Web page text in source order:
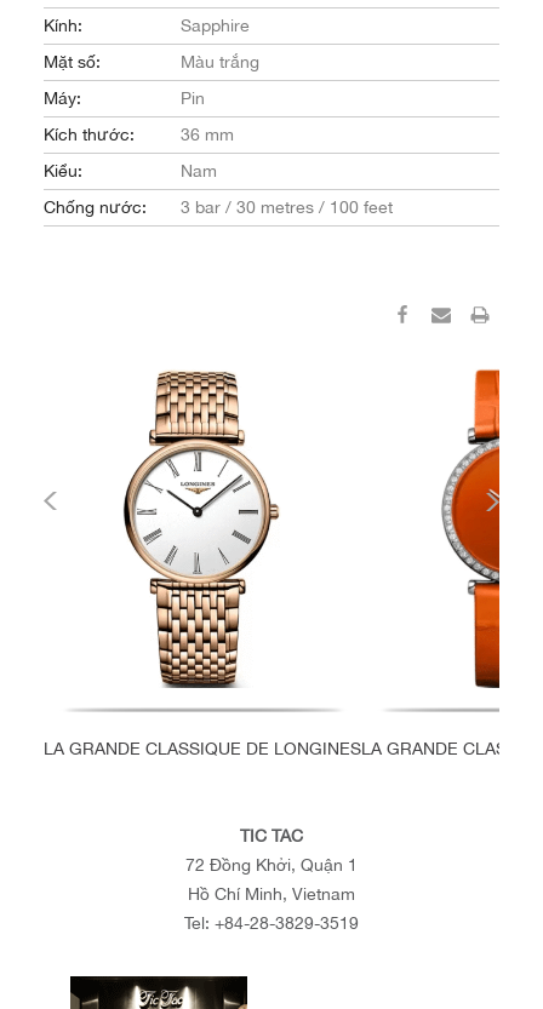
Kính:
Sapphire
Mặt số:
Màu trắng
Máy:
Pin
Kích thước:
36 mm
Kiểu:
Nam
Chống nước:
3 bar / 30 metres / 100 feet
LA GRANDE CLASSIQUE DE LONGINESLA GRANDE
TIC TAC
72 Đồng Khởi, Quận 1
Hồ Chí Minh, Vietnam
Tel: +84-28-3829-3519